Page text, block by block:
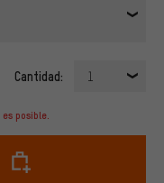
Cantidad: 1
es posible.